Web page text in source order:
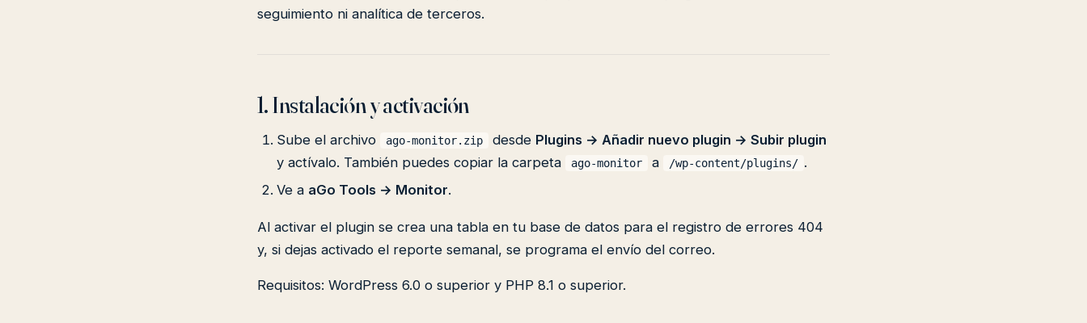
seguimiento ni analítica de terceros.
1. Instalación y activación
Sube el archivo ago-monitor.zip desde Plugins → Añadir nuevo plugin → Subir plugin
y actívalo. También puedes copiar la carpeta
ago-monitor a /wp-content/plugins/ .
Ve a aGo Tools → Monitor.
Al activar el plugin se crea una tabla en tu base de datos para el registro de errores 404
y, si dejas activado el reporte semanal, se programa el envío del correo.
Requisitos: WordPress 6.0 o superior y PHP 8.1 o superior.